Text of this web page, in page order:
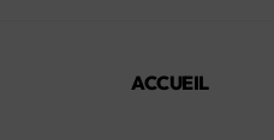
ACCUEIL